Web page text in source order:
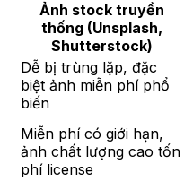
Ảnh stock truyền
thống (Unsplash,
Shutterstock)
Dễ bị trùng lặp, đặc
biệt ảnh miễn phí phổ
biến
Miễn phí có giới hạn,
ảnh chất lượng cao tốn
phí license